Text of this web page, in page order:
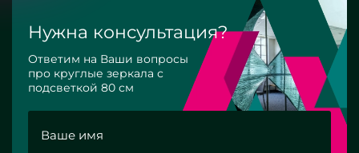
Нужна консультация?
Ответим на Ваши вопросы
про круглые зеркала с
подсветкой 80 см